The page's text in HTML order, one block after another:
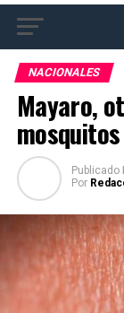
NACIONALES
Mayaro,
Publicado
Por